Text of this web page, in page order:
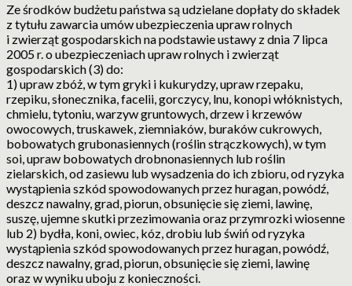
Ze środków budżetu państwa są udzielane dopłaty do składek
z tytułu zawarcia umów ubezpieczenia upraw rolnych
i zwierząt gospodarskich na podstawie ustawy z dnia 7 lipca
2005 r. o ubezpieczeniach upraw rolnych i zwierząt
gospodarskich (3) do:
1) upraw zbóż, w tym gryki i kukurydzy, upraw rzepaku,
rzepiku, słonecznika, facelii, gorczycy, lnu, konopi włóknistych,
chmielu, tytoniu, warzyw gruntowych, drzew i krzewów
owocowych, truskawek, ziemniaków, buraków cukrowych,
bobowatych grubonasiennych (roślin strączkowych), w tym
soi, upraw bobowatych drobnonasiennych lub roślin
zielarskich, od zasiewu lub wysadzenia do ich zbioru, od ryzyka
wystąpienia szkód spowodowanych przez huragan, powódź,
deszcz nawalny, grad, piorun, obsunięcie się ziemi, lawinę,
suszę, ujemne skutki przezimowania oraz przymrozki wiosenne
lub 2) bydła, koni, owiec, kóz, drobiu lub świń od ryzyka
wystąpienia szkód spowodowanych przez huragan, powódź,
deszcz nawalny, grad, piorun, obsunięcie się ziemi, lawinę
oraz w wyniku uboju z konieczności.